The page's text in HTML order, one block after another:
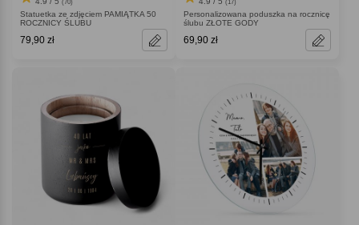
Statuetka ze zdjęciem PAMIĄTKA 50
ROCZNICY ŚLUBU
79,90 zł
Personalizowana poduszka na rocznicę
ślubu ZŁOTE GODY
69,90 zł